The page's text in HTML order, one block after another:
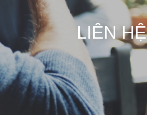
LIÊN HỆ